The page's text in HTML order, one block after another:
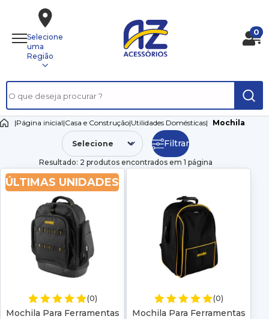
Selecione
uma
Região
0
|Página inicial|Casa e Construção|Utilidades Domésticas| Mochila
Resultado: 2 produtos encontrados em 1 página
Filtrar
ÚLTIMAS UNIDADES
(0)
Mochila Para Ferramentas
(0)
Mochila Para Ferramentas